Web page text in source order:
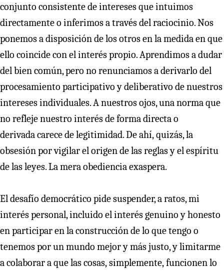
conjunto consistente de intereses que intuimos
directamente o inferimos a través del raciocinio. Nos
ponemos a disposición de los otros en la medida en que
ello coincide con el interés propio. Aprendimos a dudar
del bien común, pero no renunciamos a derivarlo del
procesamiento participativo y deliberativo de nuestros
intereses individuales. A nuestros ojos, una norma que
no refleje nuestro interés de forma directa o
derivada carece de legitimidad. De ahí, quizás, la
obsesión por vigilar el origen de las reglas y el espíritu
de las leyes. La mera obediencia exaspera.
El desafío democrático pide suspender, a ratos, mi
interés personal, incluido el interés genuino y honesto
en participar en la construcción de lo que tengo o
tenemos por un mundo mejor y más justo, y limitarme
a colaborar a que las cosas, simplemente, funcionen lo